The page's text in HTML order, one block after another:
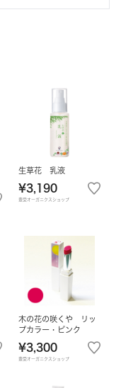
生草花 乳液
¥3,190
豊受オーガニクスショップ
木の花の咲くや リッ
プカラー・ピンク
¥3,300
豊受オーガニクスショップ